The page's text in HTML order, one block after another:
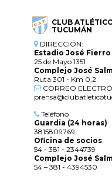
CLUB
TUCUMÁN
DIRECCIÓN:
Estadio José Fierro
25 de Mayo 1351
Complejo José
Ruta 301 - Km 0,2
CORREO
Teléfono
Guardia (24 horas)
3815809769
Oficina de socios
54 - 381 - 2344739
Complejo José
54 – 381 - 4394530